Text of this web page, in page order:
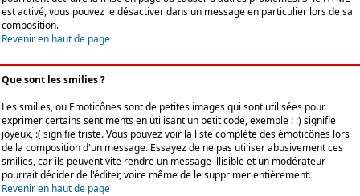
est activé, vous pouvez le désactiver dans un message en particulier lors de sa
composition.
Revenir en haut de page
Que sont les smilies ?
Les smilies, ou Emoticônes sont de petites images qui sont utilisées pour
exprimer certains sentiments en utilisant un petit code, exemple : :) signifie
joyeux, :( signifie triste. Vous pouvez voir la liste complète des émoticônes lors
de la composition d'un message. Essayez de ne pas utiliser abusivement ces
smilies, car ils peuvent vite rendre un message illisible et un modérateur
pourrait décider de l'éditer, voire même de le supprimer entièrement.
Revenir en haut de page